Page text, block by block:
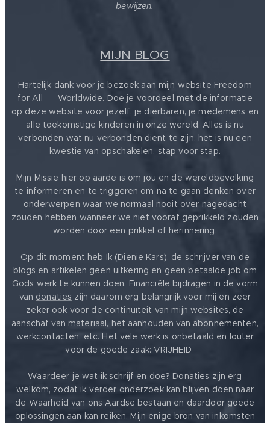
bewijzen.
MIJN BLOG
Hartelijk dank voor je bezoek aan mijn website Freedom
for All ❤️ Worldwide. Doe je voordeel met de informatie
op deze website voor jezelf, je dierbaren, je medemens en
alle toekomstige kinderen in onze wereld. Alles is nu
verbonden wat nu verbonden dient te zijn. het is nu een
kwestie van opschakelen, stap voor stap.
Mijn Missie hier op aarde is om jou en de wereldbevolking
te informeren en te triggeren om na te gaan denken over
onderwerpen waar we normaal nooit over nagedacht
zouden hebben wanneer we niet vooraf geprikkeld zouden
worden door een prikkel of herinnering.
Op dit moment heb Ik (Dienie Kars), de schrijver van de
blogs en artikelen geen uitkering en geen betaalde job om
Gods werk te kunnen doen. Financiële bijdragen in de vorm
van donaties zijn daarom erg belangrijk voor mij en zeer
zeker ook voor de continuïteit van mijn websites, de
aanschaf van materiaal, het aanhouden van abonnementen,
werkcontacten, etc. Het vele werk is onbetaald en louter
voor de goede zaak: VRIJHEID ❤️
Waardeer je wat ik schrijf en doe? Donaties zijn erg
welkom, zodat ik verder onderzoek kan blijven doen naar
de Waarheid van ons Aardse bestaan en daardoor goede
oplossingen aan kan reiken. Mijn enige bron van inkomsten